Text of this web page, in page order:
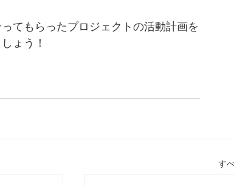
てもらったプロジェクトの活動計画を
ょう！
す